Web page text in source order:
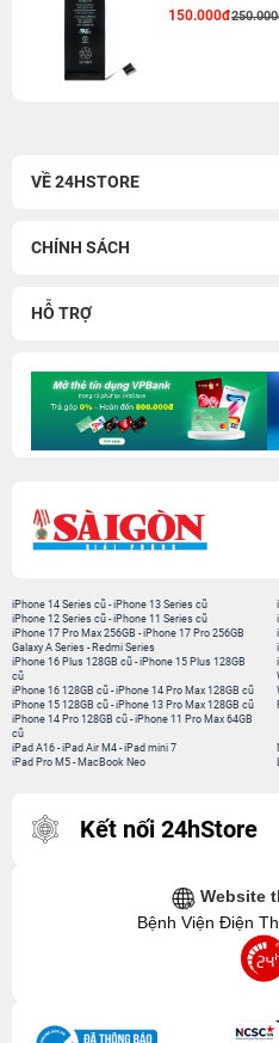
150.000đ
VỀ 24HSTORE
CHÍNH SÁCH
HỖ TRỢ
iPhone 14 Series cũ -iPhone 13 Series cũ
iPhone 12 Series cũ -iPhone 11 Series cũ
iPhone 17 Pro Max 256GB -iPhone 17 Pro 256GB
Galaxy A Series - Redmi Series
iPhone 16 Plus 128GB cũ -iPhone 15 Plus 128GB
cũ
iPhone 16 128GB cũ -iPhone 14 Pro Max 128GB cũ
iPhone 15 128GB cũ -iPhone 13 Pro Max 128GB cũ
iPhone 14 Pro 128GB cũ -iPhone 11 Pro Max 64GB
cũ
iPad A16 -iPad Air M4 -iPad mini 7
iPad Pro M5 - MacBook Neo
Kết nối 24hStore
Website
Bệnh Viện Điện